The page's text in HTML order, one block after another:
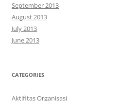
September 2013
August 2013
July 2013
June 2013
CATEGORIES
Aktifitas Organisasi